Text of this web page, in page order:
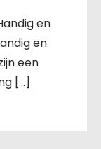
en
en
een
[…]